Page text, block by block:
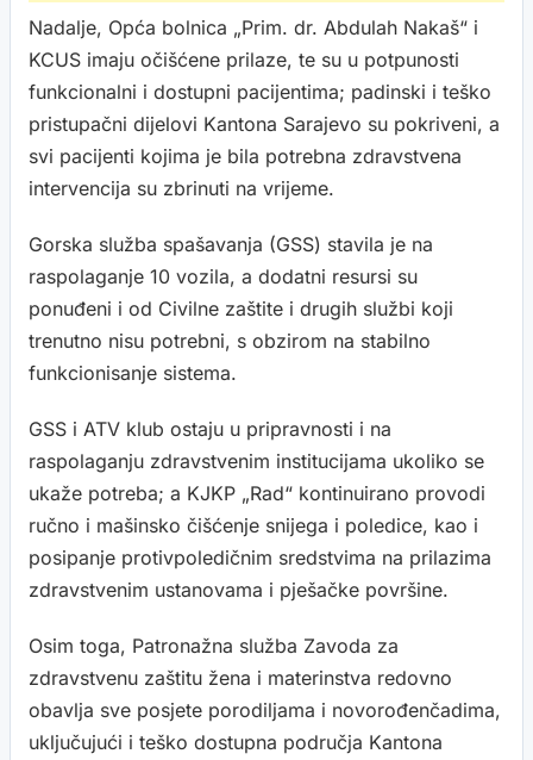
Nadalje, Opća bolnica „Prim. dr. Abdulah Nakaš“ i
KCUS imaju očišćene prilaze, te su u potpunosti
funkcionalni i dostupni pacijentima; padinski i teško
pristupačni dijelovi Kantona Sarajevo su pokriveni, a
svi pacijenti kojima je bila potrebna zdravstvena
intervencija su zbrinuti na vrijeme.
Gorska služba spašavanja (GSS) stavila je na
raspolaganje 10 vozila, a dodatni resursi su
ponuđeni i od Civilne zaštite i drugih službi koji
trenutno nisu potrebni, s obzirom na stabilno
funkcionisanje sistema.
GSS i ATV klub ostaju u pripravnosti i na
raspolaganju zdravstvenim institucijama ukoliko se
ukaže potreba; a KJKP „Rad“ kontinuirano provodi
ručno i mašinsko čišćenje snijega i poledice, kao i
posipanje protivpoledičnim sredstvima na prilazima
zdravstvenim ustanovama i pješačke površine.
Osim toga, Patronažna služba Zavoda za
zdravstvenu zaštitu žena i materinstva redovno
obavlja sve posjete porodiljama i novorođenčadima,
uključujući i teško dostupna područja Kantona